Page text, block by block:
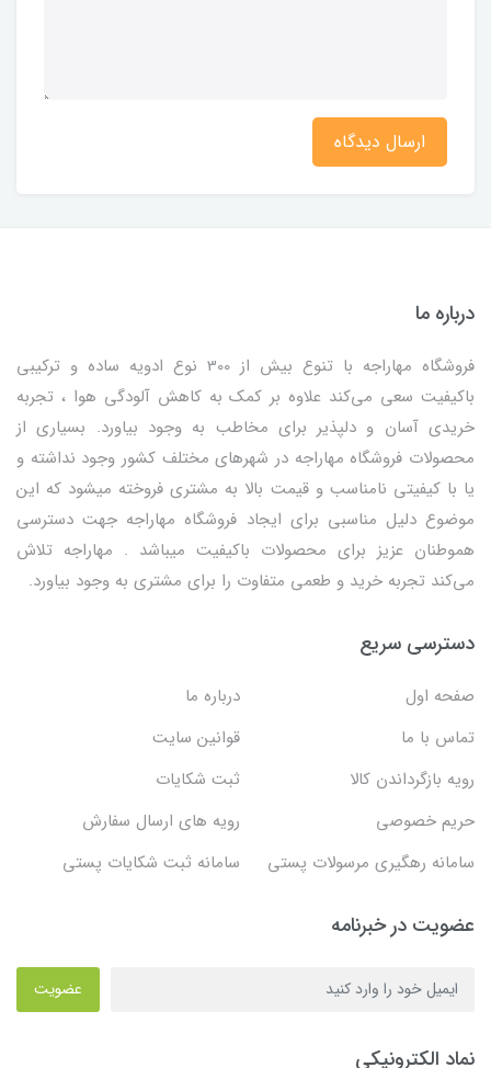
ارسال دیدگاه
درباره ما
فروشگاه مهاراجه با تنوع بیش از 300 نوع ادویه ساده و ترکیبی
باکیفیت سعی می‌کند علاوه بر کمک به کاهش آلودگی هوا ، تجربه
خریدی آسان و دلپذیر برای مخاطب به وجود بیاورد. بسیاری از
محصولات فروشگاه مهاراجه در شهرهای مختلف کشور وجود نداشته و
یا با کیفیتی نامناسب و قیمت بالا به مشتری فروخته میشود که این
موضوع دلیل مناسبی برای ایجاد فروشگاه مهاراجه جهت دسترسی
هموطنان عزیز برای محصولات باکیفیت میباشد . مهاراجه تلاش
می‌کند تجربه خرید و طعمی متفاوت را برای مشتری به وجود بیاورد.
دسترسی سریع
صفحه اول
درباره ما
تماس با ما
قوانین سایت
رویه بازگرداندن کالا
ثبت شکایات
حریم خصوصی
رویه های ارسال سفارش
سامانه رهگیری مرسولات پستی
سامانه ثبت شکایات پستی
عضویت در خبرنامه
عضویت
نماد الکترونیکی